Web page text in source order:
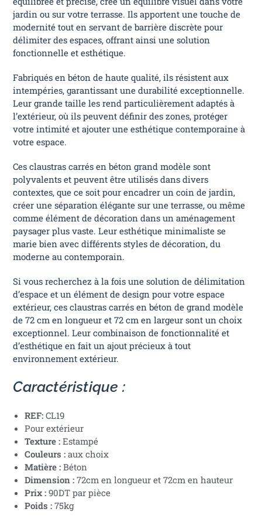
jardin ou sur votre terrasse. Ils apportent une touche de
modernité tout en servant de barrière discrète pour
délimiter des espaces, offrant ainsi une solution
fonctionnelle et esthétique.
Fabriqués en béton de haute qualité, ils résistent aux
intempéries, garantissant une durabilité exceptionnelle.
Leur grande taille les rend particulièrement adaptés à
l’extérieur, où ils peuvent définir des zones, protéger
votre intimité et ajouter une esthétique contemporaine à
votre espace.
Ces claustras carrés en béton grand modèle sont
polyvalents et peuvent être utilisés dans divers
contextes, que ce soit pour encadrer un coin de jardin,
créer une séparation élégante sur une terrasse, ou même
comme élément de décoration dans un aménagement
paysager plus vaste. Leur esthétique minimaliste se
marie bien avec différents styles de décoration, du
moderne au contemporain.
Si vous recherchez à la fois une solution de délimitation
d’espace et un élément de design pour votre espace
extérieur, ces claustras carrés en béton de grand modèle
de 72 cm en longueur et 72 cm en largeur sont un choix
exceptionnel. Leur combinaison de fonctionnalité et
d’esthétique en fait un ajout précieux à tout
environnement extérieur.
Caractéristique :
REF: CL19
Pour extérieur
Texture : Estampé
Couleurs : aux choix
Matière : Béton
Dimension :72cm en longueur et 72cm en hauteur
Prix : 90DT par pièce
Poids :75kg